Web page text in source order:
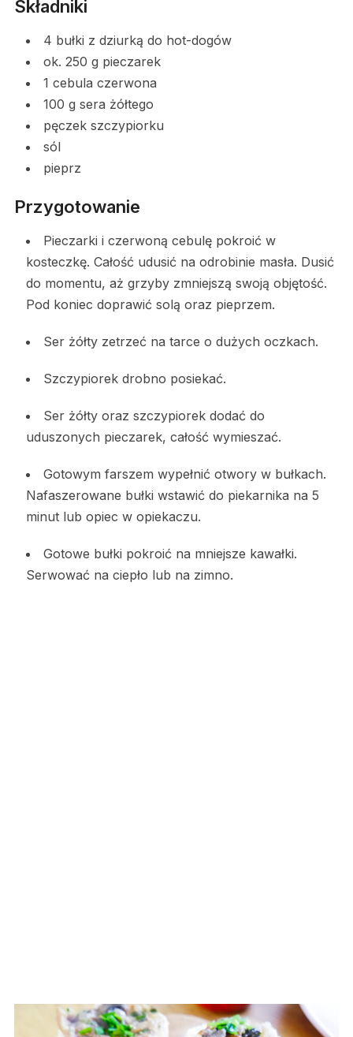
Składniki
4 bułki z dziurką do hot-dogów
ok. 250 g pieczarek
1 cebula czerwona
100 g sera żółtego
pęczek szczypiorku
sól
pieprz
Przygotowanie
Pieczarki i czerwoną cebulę pokroić w
kosteczkę. Całość udusić na odrobinie masła. Dusić
do momentu, aż grzyby zmniejszą swoją objętość.
Pod koniec doprawić solą oraz pieprzem.
Ser żółty zetrzeć na tarce o dużych oczkach.
Szczypiorek drobno posiekać.
Ser żółty oraz szczypiorek dodać do
uduszonych pieczarek, całość wymieszać.
Gotowym farszem wypełnić otwory w bułkach.
Nafaszerowane bułki wstawić do piekarnika na 5
minut lub opiec w opiekaczu.
Gotowe bułki pokroić na mniejsze kawałki.
Serwować na ciepło lub na zimno.